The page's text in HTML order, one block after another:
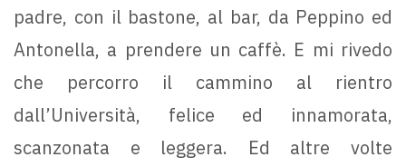
padre, con il bastone, al bar, da Peppino ed
Antonella, a prendere un caffè. E mi rivedo
che percorro il cammino al rientro
dall’Università, felice ed innamorata,
scanzonata e leggera. Ed altre volte